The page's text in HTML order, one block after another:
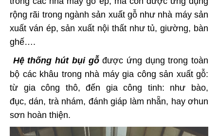
rộng rãi trong ngành sản xuất gỗ như nhà máy sản
xuất ván ép, sản xuất nội thất như tủ, giường, bàn
ghế….
Hệ thống hút bụi gỗđược ứng dụng trong toàn
bộ các khâu trong nhà máy gia công sản xuất gỗ:
từ gia công thô, đến gia công tinh: như bào,
đục, dán, trà nhám, đánh giáp làm nhẵn, hay ơhun
sơn hoàn thiện.